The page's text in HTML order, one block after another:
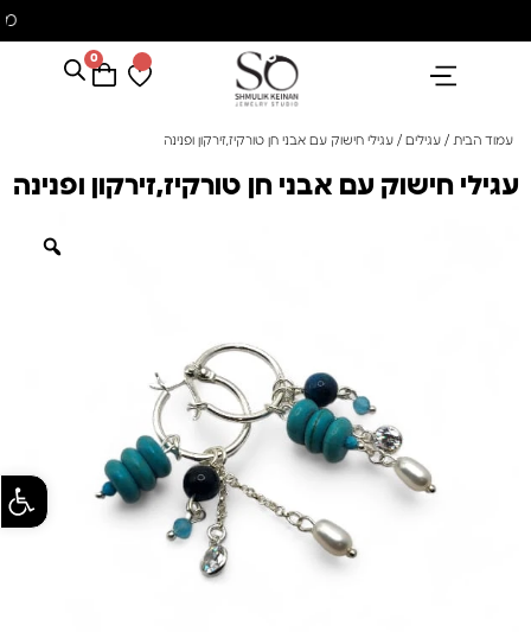
0
עמוד הבית / עגילים / עגילי חישוק עם אבני חן טורקיז,זירקון ופנינה
עגילי חישוק עם אבני חן טורקיז,זירקון ופנינה
פתח